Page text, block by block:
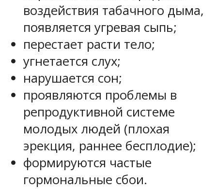
воздействия табачного дыма,
появляется угревая сыпь;
перестает расти тело;
угнетается слух;
нарушается сон;
проявляются проблемы в
репродуктивной системе
молодых людей (плохая
эрекция, раннее бесплодие);
формируются частые
гормональные сбои.